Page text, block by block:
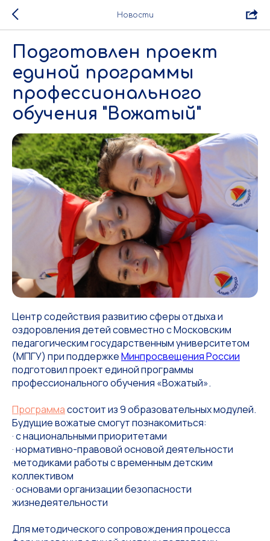
Новости
Подготовлен проект
единой программы
профессионального
обучения "Вожатый"
Центр содействия развитию сферы отдыха и
оздоровления детей совместно с Московским
педагогическим государственным университетом
(МПГУ) при поддержкеМинпросвещения России
подготовил проект единой программы
профессионального обучения «Вожатый».
Программасостоит из 9 образовательных модулей.
Будущие вожатые смогут познакомиться:
· с национальными приоритетами
· нормативно-правовой основой деятельности
·методиками работы с временным детским
коллективом
· основами организации безопасности
жизнедеятельности
Для методического сопровождения процесса